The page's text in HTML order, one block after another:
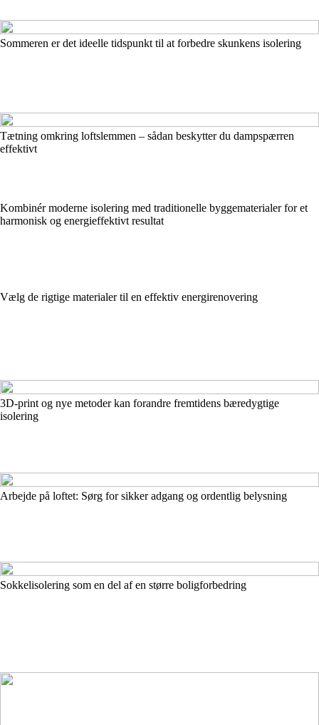
Sommeren er det ideelle tidspunkt til at forbedre skunkens isolering
Tætning omkring loftslemmen – sådan beskytter du dampspærren
effektivt
Kombinér moderne isolering med traditionelle byggematerialer for et
harmonisk og energieffektivt resultat
Vælg de rigtige materialer til en effektiv energirenovering
3D-print og nye metoder kan forandre fremtidens bæredygtige
isolering
Arbejde på loftet: Sørg for sikker adgang og ordentlig belysning
Sokkelisolering som en del af en større boligforbedring